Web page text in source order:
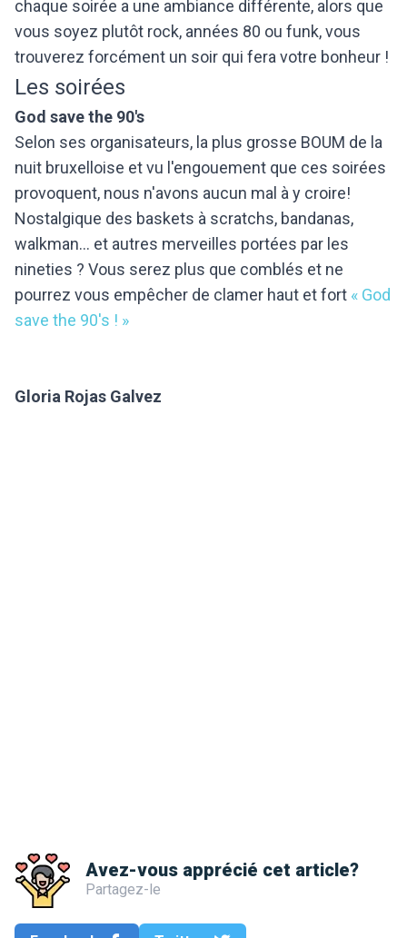
chaque soirée a une ambiance différente, alors que
vous soyez plutôt rock, années 80 ou funk, vous
trouverez forcément un soir qui fera votre bonheur !
Les soirées
God save the 90's
Selon ses organisateurs, la plus grosse BOUM de la
nuit bruxelloise et vu l'engouement que ces soirées
provoquent, nous n'avons aucun mal à y croire!
Nostalgique des baskets à scratchs, bandanas,
walkman... et autres merveilles portées par les
nineties ? Vous serez plus que comblés et ne
pourrez vous empêcher de clamer haut et fort « God
save the 90's ! »
Gloria Rojas Galvez
Avez-vous apprécié cet article?
Partagez-le